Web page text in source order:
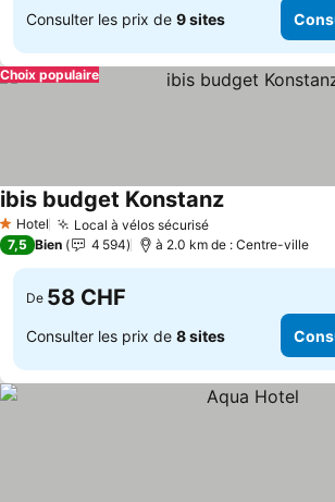
Consulter les prix de 9 sites
Choix populaire
1 Étoiles
Hotel Local à vélos sécuriséConsulter les
ibis budget KonstanzConsulter les
7,5 Bien 4 594 à 2.0 km de : Centre-ville
De 58 CHF
Consulter les prix de 8 sites